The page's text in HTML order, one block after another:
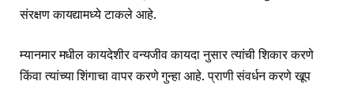
संरक्षण कायद्यामध्ये टाकले आहे.
म्यानमार मधील कायदेशीर वन्यजीव कायदा नुसार त्यांची शिकार करणे
किंवा त्यांच्या शिंगाचा वापर करणे गुन्हा आहे. प्राणी संवर्धन करणे खूप